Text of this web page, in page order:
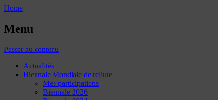
Home
Menu
Passer au contenu
Actualités
Biennale Mondiale de reliure
Mes participations
Biennale 2026